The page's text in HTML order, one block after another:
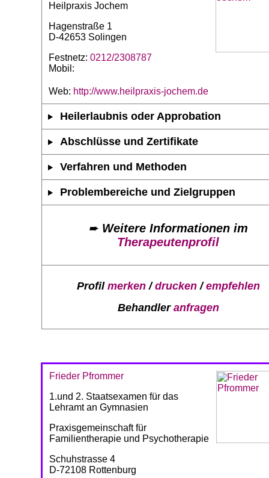
Heilpraxis Jochem
Hagenstraße 1
D-42653 Solingen
Festnetz: 0212/2308787
Mobil:
Web: http://www.heilpraxis-jochem.de
Heilerlaubnis oder Approbation
Abschlüsse und Zertifikate
Verfahren und Methoden
Problembereiche und Zielgruppen
➨ Weitere Informationen im
Therapeutenprofil
Profil merken/drucken/empfehlen
Behandler anfragen
Frieder Pfrommer
1.und 2. Staatsexamen für das
Lehramt an Gymnasien
Praxisgemeinschaft für
Familientherapie und Psychotherapie
Schuhstrasse 4
D-72108 Rottenburg